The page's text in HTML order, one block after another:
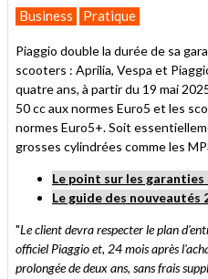
Business Pratique
Piaggio double la durée de sa
scooters : Aprilia, Vespa et
quatre ans, à partir du 19 mai
50 cc aux normes Euro5 et les
normes Euro5+. Soit
grosses cylindrées comme les
Le point sur les
Le guide des nouveautés
"Le client devra respecter le plan
officiel Piaggio et, 24 mois après
prolongée de deux ans, sans frais